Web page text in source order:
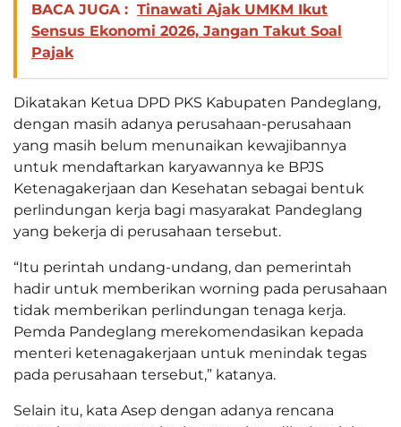
BACA JUGA : Tinawati Ajak UMKM Ikut
Sensus Ekonomi 2026, Jangan Takut Soal
Pajak
Dikatakan Ketua DPD PKS Kabupaten Pandeglang,
dengan masih adanya perusahaan-perusahaan
yang masih belum menunaikan kewajibannya
untuk mendaftarkan karyawannya ke BPJS
Ketenagakerjaan dan Kesehatan sebagai bentuk
perlindungan kerja bagi masyarakat Pandeglang
yang bekerja di perusahaan tersebut.
“Itu perintah undang-undang, dan pemerintah
hadir untuk memberikan worning pada perusahaan
tidak memberikan perlindungan tenaga kerja.
Pemda Pandeglang merekomendasikan kepada
menteri ketenagakerjaan untuk menindak tegas
pada perusahaan tersebut,” katanya.
Selain itu, kata Asep dengan adanya rencana